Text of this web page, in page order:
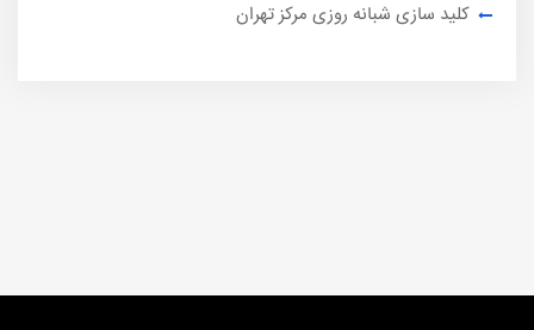
کلید سازی شبانه روزی مرکز تهران